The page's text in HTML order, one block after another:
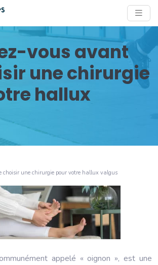
vous avant
une chirurgie
hallux
choisir une chirurgie pour votre hallux valgus
appelé « oignon », est une